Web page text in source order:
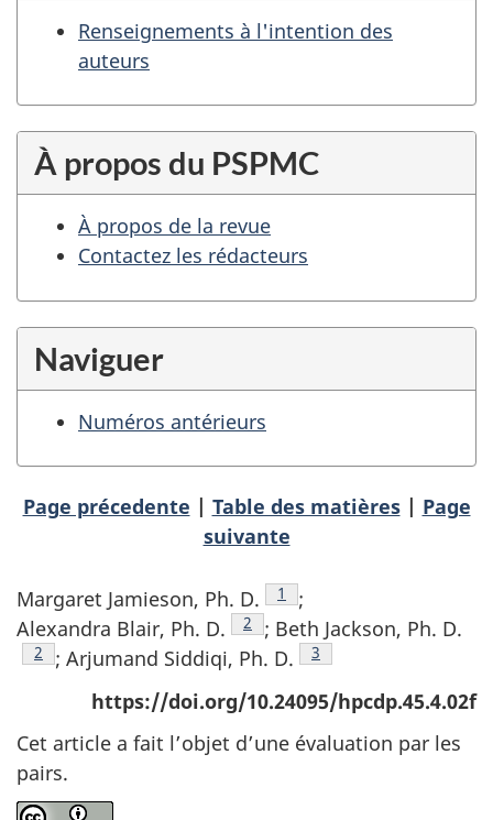
Renseignements à l'intention des
auteurs
À propos du PSPMC
À propos de la revue
Contactez les rédacteurs
Naviguer
Numéros antérieurs
Page précedente | Table des matières| Page
suivante
Margaret Jamieson, Ph. D. Note de rattachement des
1
;
Alexandra Blair, Ph. D.
Note de rattachement des
2 ; Beth Jackson, Ph. D.
Note de rattachement des auteurs
2 ; Arjumand Siddiqi, Ph. D. Note de rattachement
3
https://doi.org/10.24095/hpcdp.45.4.02f
Cet article a fait l’objet d’une évaluation par les
pairs.